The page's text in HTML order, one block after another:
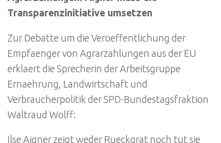
Transparenzinitiative umsetzen
Zur Debatte um die Veroeffentlichung der
Empfaenger von Agrarzahlungen aus der EU
erklaert die Sprecherin der Arbeitsgruppe
Ernaehrung, Landwirtschaft und
Verbraucherpolitik der SPD-Bundestagsfraktion
Waltraud Wolff:
Ilse Aigner zeigt weder Rueckgrat noch tut sie